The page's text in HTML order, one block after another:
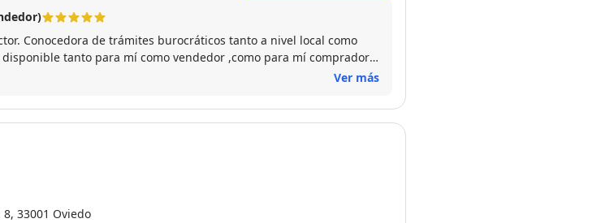
Conocedora de trámites burocráticos tanto a nivel local como
tanto para mí como vendedor ,como para mí comprador
pues todo lo gestiono ella
Ver más
33001 Oviedo